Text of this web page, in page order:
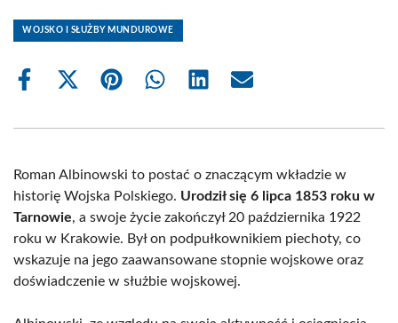
WOJSKO I SŁUŻBY MUNDUROWE
Share
Share
(Twitter)
Share Share Share Share
Roman Albinowski to postać o znaczącym wkładzie w
historię Wojska Polskiego. Urodził się 6 lipca 1853 roku w
Tarnowie, a swoje życie zakończył 20 października 1922
roku w Krakowie. Był on podpułkownikiem piechoty, co
wskazuje na jego zaawansowane stopnie wojskowe oraz
doświadczenie w służbie wojskowej.